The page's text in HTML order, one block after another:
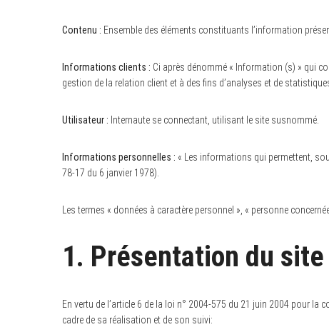
Contenu : Ensemble des éléments constituants l’information
Informations clients : Ci après dénommé « Information (s) » qui
gestion de la relation client et à des fins d’analyses et de
Utilisateur : Internaute se connectant, utilisant le site susnommé.
Informations personnelles : « Les informations qui permettent,
78-17 du 6 janvier 1978).
Les termes « données à caractère personnel », « personne
1. Présentation du
En vertu de l’article 6 de la loi n° 2004-575 du 21 juin 2004 pour
cadre de sa réalisation et de son suivi: